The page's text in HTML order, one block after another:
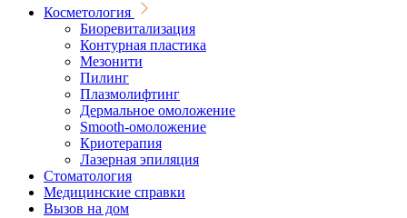
Косметология
Биоревитализация
Контурная пластика
Мезонити
Пилинг
Плазмолифтинг
Дермальное омоложение
Smooth-омоложение
Криотерапия
Лазерная эпиляция
Стоматология
Медицинские справки
Вызов на дом